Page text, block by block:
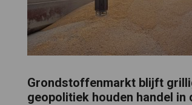
Grondstoffenmarkt blijft
geopolitiek houden handel in